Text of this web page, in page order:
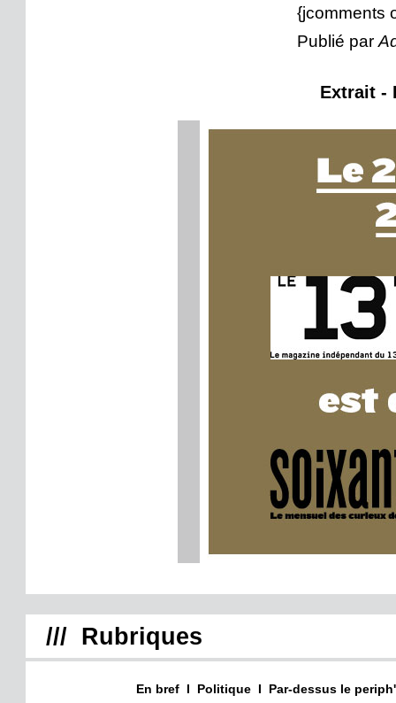
{jcomments
Publié par
Extrait -
/// Rubriques
En bref I Politique I
Par-dessus le periph'